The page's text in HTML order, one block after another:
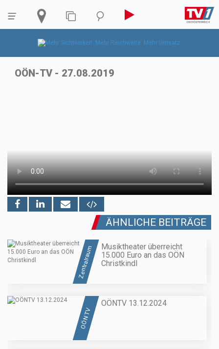
OÖN-TV - 27.08.2019
ÄHNLICHE BEITRÄGE
Zentralraum
Musiktheater überreicht
15.000 Euro an das OÖN
Christkindl
OÖN TV
OÖNTV 13.12.2024